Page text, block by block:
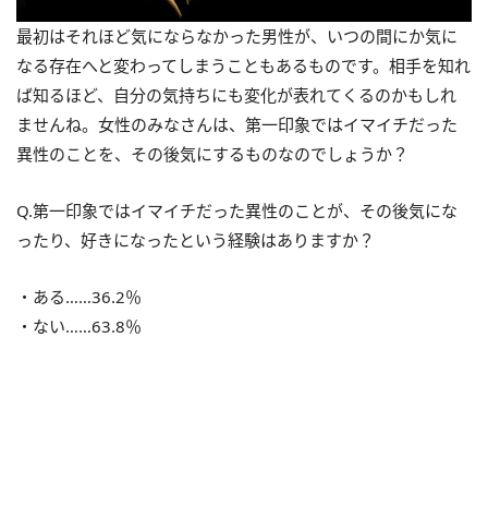
最初はそれほど気にならなかった男性が、いつの間にか気に
なる存在へと変わってしまうこともあるものです。相手を知れ
ば知るほど、自分の気持ちにも変化が表れてくるのかもしれ
ませんね。女性のみなさんは、第一印象ではイマイチだった
異性のことを、その後気にするものなのでしょうか？
Q.第一印象ではイマイチだった異性のことが、その後気にな
ったり、好きになったという経験はありますか？
・ある……36.2％
・ない……63.8％